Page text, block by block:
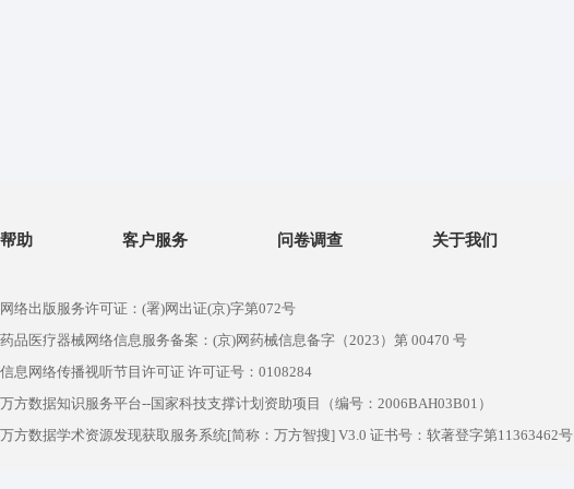
帮助 客户服务 问卷调查 关于我们
网络出版服务许可证：(署)网出证(京)字第072号
药品医疗器械网络信息服务备案：(京)网药械信息备字（2023）第 00470 号
信息网络传播视听节目许可证 许可证号：0108284
万方数据知识服务平台--国家科技支撑计划资助项目（编号：2006BAH03B01）
万方数据学术资源发现获取服务系统[简称：万方智搜] V3.0 证书号：软著登字第11363462号